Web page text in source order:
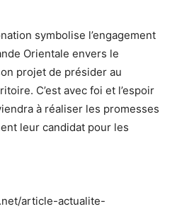
symbolise l’engagement
Orientale envers le
projet de présider au
C’est avec foi et l’espoir
à réaliser les promesses
leur candidat pour les
article-actualite-